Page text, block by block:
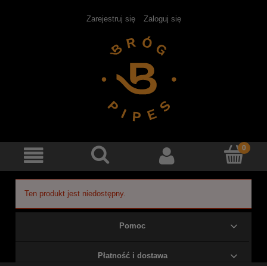
Zarejestruj się Zaloguj się
Ten produkt jest niedostępny.
Pomoc
Płatność i dostawa